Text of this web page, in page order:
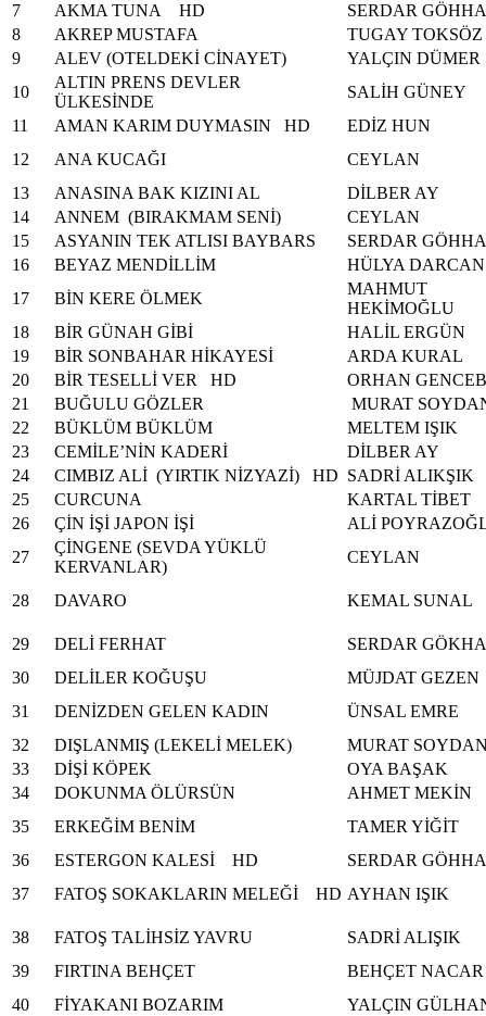
7
AKMA TUNA HD
SERDAR
8
AKREP MUSTAFA
TUGAY TOKSÖZ
9
ALEV (OTELDEKİ CİNAYET)
YALÇIN DÜMER
10
ALTIN PRENS DEVLER
ÜLKESİNDE
SALİH GÜNEY
11
AMAN KARIM DUYMASIN HD
EDİZ HUN
12
ANA KUCAĞI
CEYLAN
13
ANASINA BAK KIZINI AL
DİLBER AY
14
ANNEM (BIRAKMAM SENİ)
CEYLAN
15
ASYANIN TEK ATLISI BAYBARS
SERDAR
16
BEYAZ MENDİLLİM
HÜLYA DARCAN
17
BİN KERE ÖLMEK
MAHMUT
HEKİMOĞLU
18
BİR GÜNAH GİBİ
HALİL ERGÜN
19
BİR SONBAHAR HİKAYESİ
ARDA KURAL
20
BİR TESELLİ VER HD
ORHAN
21
BUĞULU GÖZLER
MURAT
22
BÜKLÜM BÜKLÜM
MELTEM IŞIK
23
CEMİLE’NİN KADERİ
DİLBER AY
24
CIMBIZ ALİ (YIRTIK NİZYAZİ) HD SADRİ ALIKŞIK
25
CURCUNA
KARTAL TİBET
26
ÇİN İŞİ JAPON İŞİ
ALİ
27
ÇİNGENE (SEVDA YÜKLÜ
KERVANLAR)
CEYLAN
28 DAVARO KEMAL SUNAL
29 DELİ FERHAT
SERDAR
30
DELİLER KOĞUŞU
MÜJDAT GEZEN
31
DENİZDEN GELEN KADIN
ÜNSAL EMRE
32
DIŞLANMIŞ (LEKELİ MELEK)
MURAT
33
DİŞİ KÖPEK
OYA BAŞAK
34
DOKUNMA ÖLÜRSÜN
AHMET MEKİN
35
ERKEĞİM BENİM
TAMER YİĞİT
36
ESTERGON KALESİ HD
SERDAR
37
FATOŞ SOKAKLARIN MELEĞİ HD AYHAN IŞIK
38 FATOŞ TALİHSİZ YAVRU
SADRİ ALIŞIK
39
FIRTINA BEHÇET
BEHÇET NACAR
40
FİYAKANI BOZARIM
YALÇIN